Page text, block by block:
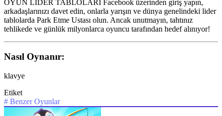
OYUN LİDER TABLOLARI Facebook üzerinden giriş yapın,
arkadaşlarınızı davet edin, onlarla yarışın ve dünya genelindeki lider
tablolarda Park Etme Ustası olun. Ancak unutmayın, tahtınız
tehlikede ve günlük milyonlarca oyuncu tarafından hedef alınıyor!
Nasıl Oynanır:
klavye
Etiket
# Benzer Oyunlar